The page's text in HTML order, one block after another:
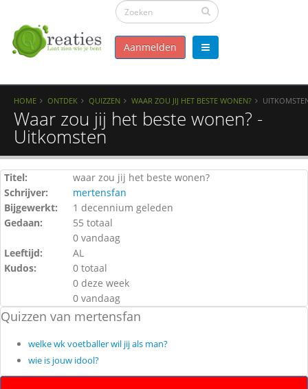
Aanmelden
HOME ONTDEK QUIZZEN WAAR ZOU JIJ HET BESTE WONEN?
Waar zou jij het beste wonen? -
Uitkomsten
Titel:
waar zou jij het beste wonen?
Schrijver:
mertensfan
Bijgewerkt:
1 decennium geleden
Gedaan:
55 totaal
0 vandaag
Leeftijd:
AL
Kudos:
0 totaal
0 deze week
0 vandaag
Quizzen van mertensfan
welke wk voetballer wil jij als man?
wie is jouw idool?